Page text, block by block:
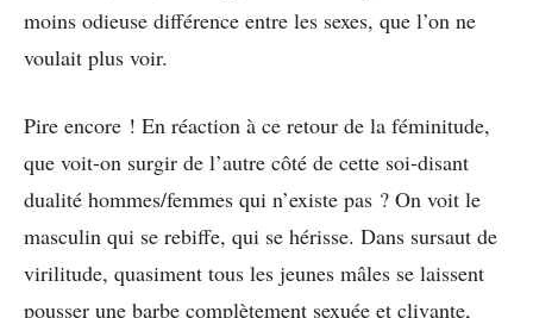
moins odieuse différence entre les sexes, que l’on ne
voulait plus voir.
Pire encore ! En réaction à ce retour de la féminitude,
que voit-on surgir de l’autre côté de cette soi-disant
dualité hommes/femmes qui n’existe pas ? On voit le
masculin qui se rebiffe, qui se hérisse. Dans sursaut de
virilitude, quasiment tous les jeunes mâles se laissent
pousser une barbe complètement sexuée et clivante,